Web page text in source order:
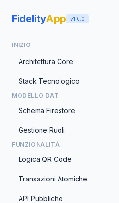
FidelityApp v1.0.0
INIZIO
Architettura Core
Stack Tecnologico
MODELLO DATI
Schema Firestore
Gestione Ruoli
FUNZIONALITÀ
Logica QR Code
Transazioni Atomiche
API Pubbliche